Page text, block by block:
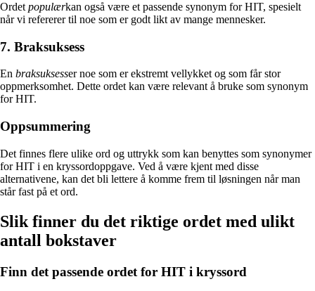
Ordet populærkan også være et passende synonym for HIT, spesielt
når vi refererer til noe som er godt likt av mange mennesker.
7. Braksuksess
En braksuksesser noe som er ekstremt vellykket og som får stor
oppmerksomhet. Dette ordet kan være relevant å bruke som synonym
for HIT.
Oppsummering
Det finnes flere ulike ord og uttrykk som kan benyttes som synonymer
for HIT i en kryssordoppgave. Ved å være kjent med disse
alternativene, kan det bli lettere å komme frem til løsningen når man
står fast på et ord.
Slik finner du det riktige ordet med ulikt
antall bokstaver
Finn det passende ordet for HIT i kryssord